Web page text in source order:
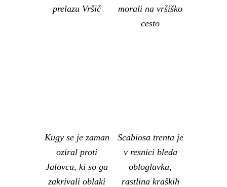
prelazu Vršič
morali na vršiško
cesto
Kugy se je zaman
oziral proti
Jalovcu, ki so ga
zakrivali oblaki
Scabiosa trenta je
v resnici bleda
obloglavka,
rastlina kraških